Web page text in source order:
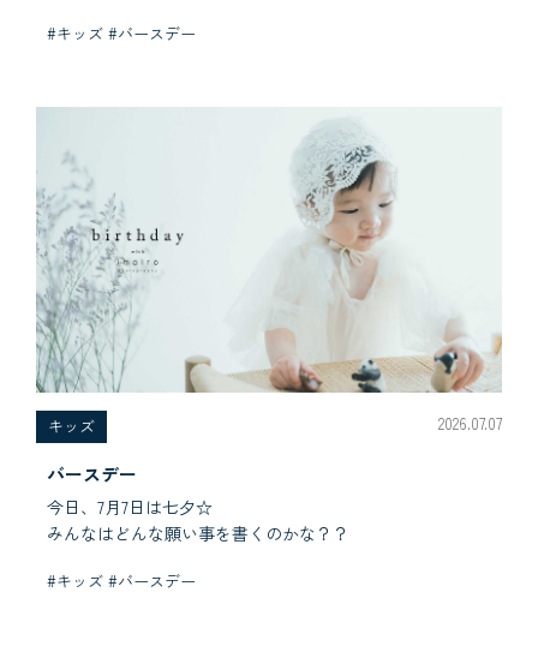
#キッズ #バースデー
キッズ 2026.07.07
バースデー
今日、7月7日は七夕☆
みんなはどんな願い事を書くのかな？？
#キッズ #バースデー